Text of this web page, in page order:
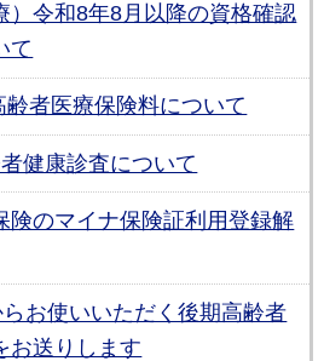
）令和8年8月以降の資格確認
て
者医療保険料について
健康診査について
険のマイナ保険証利用登録解
お使いいただく後期高齢者
お送りします